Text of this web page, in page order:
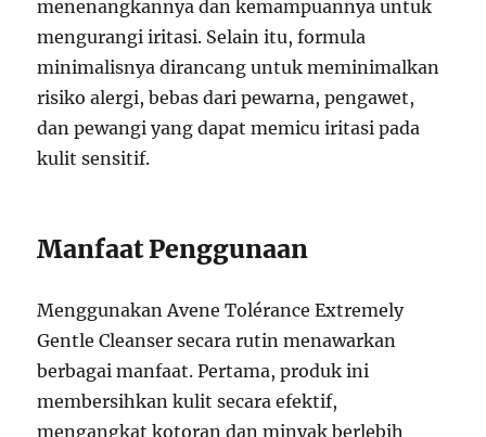
menenangkannya dan kemampuannya untuk
mengurangi iritasi. Selain itu, formula
minimalisnya dirancang untuk meminimalkan
risiko alergi, bebas dari pewarna, pengawet,
dan pewangi yang dapat memicu iritasi pada
kulit sensitif.
Manfaat Penggunaan
Menggunakan Avene Tolérance Extremely
Gentle Cleanser secara rutin menawarkan
berbagai manfaat. Pertama, produk ini
membersihkan kulit secara efektif,
mengangkat kotoran dan minyak berlebih